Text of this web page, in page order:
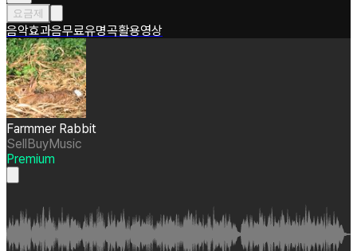
요금제
음악효과음무료유명곡활용영상
Farmmer Rabbit
SellBuyMusic
Premium